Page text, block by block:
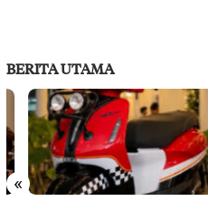
BERITA UTAMA
«